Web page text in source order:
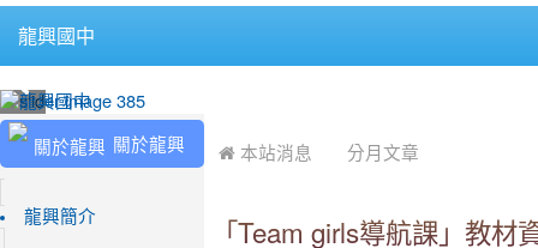
龍興國中
:::
關於龍興
龍興簡介
 本站消息 分月文章
「Team girls導航課」教材